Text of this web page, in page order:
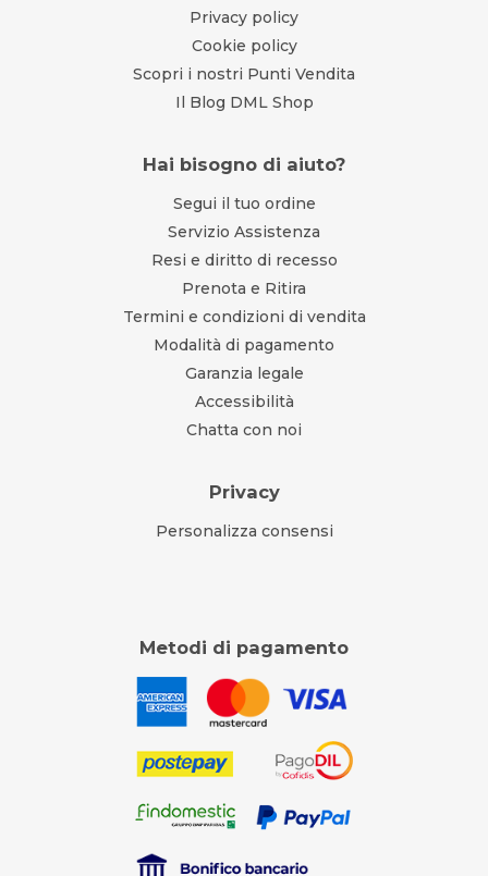
Privacy policy
Cookie policy
Scopri i nostri Punti Vendita
Il Blog DML Shop
Hai bisogno di aiuto?
Segui il tuo ordine
Servizio Assistenza
Resi e diritto di recesso
Prenota e Ritira
Termini e condizioni di vendita
Modalità di pagamento
Garanzia legale
Accessibilità
Chatta con noi
Privacy
Personalizza consensi
Metodi di pagamento